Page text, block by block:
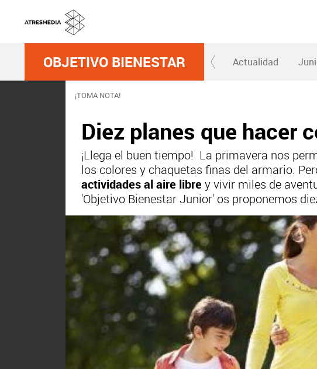
OBJETIVO BIENESTAR Actualidad
¡TOMA NOTA!
Diez planes que hacer
¡Llega el buen tiempo! La primavera nos
los colores y chaquetas finas del armario.
actividades al aire libre y vivir miles de
'Objetivo Bienestar Junior' os proponemos